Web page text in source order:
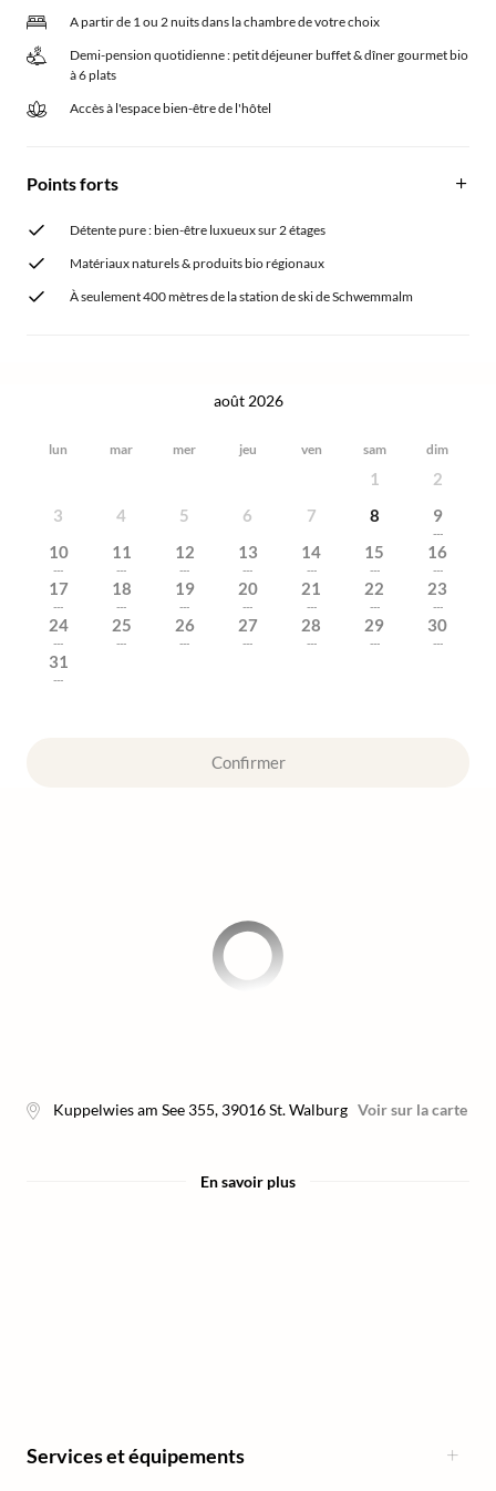
A partir de 1 ou 2 nuits dans la chambre de votre choix
Demi-pension quotidienne : petit déjeuner buffet & dîner gourmet bio
à 6 plats
Accès à l'espace bien-être de l'hôtel
Points forts
Détente pure : bien-être luxueux sur 2 étages
Matériaux naturels & produits bio régionaux
À seulement 400 mètres de la station de ski de Schwemmalm
août 2026
lun mar mer jeu ven sam dim
1
2
3
4 5 6 7 8 9
---
10
---
11
---
12
---
13
---
14
---
15
---
16
---
17
---
18
---
19
---
20
---
21
---
22
---
23
---
24
---
25
---
26
---
27
---
28
---
29
---
30
---
31
---
Confirmer
Kuppelwies am See 355, 39016 St. Walburg Voir sur la carte
En savoir plus
Services et équipements